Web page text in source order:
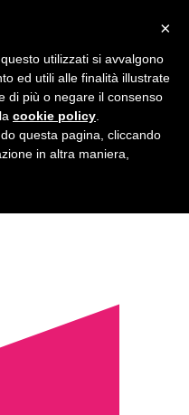
×
utilizzati si avvalgono
ed utili alle finalità illustrate
di più o negare il consenso
cookie policy
questa pagina, cliccando
in altra maniera,